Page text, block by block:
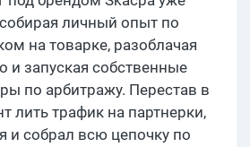
личный опыт по
на товарке, разоблачая
и запуская собственные
по арбитражу. Перестав в
лить трафик на партнерки,
и собрал всю цепочку по